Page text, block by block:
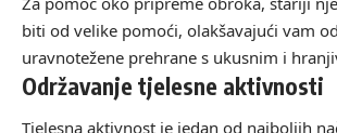
biti od velike pomoći, olakšavajući vam
uravnotežene prehrane s ukusnim i
Održavanje tjelesne aktivnosti
Tjelesna aktivnost je jedan od najboljih